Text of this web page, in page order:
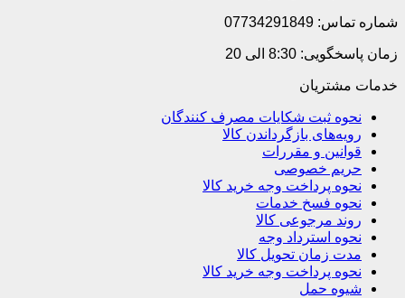
شماره تماس: 07734291849
زمان پاسخگویی: 8:30 الی 20
خدمات مشتریان
نحوه ثبت شکایات مصرف کنندگان
رویه‌های بازگرداندن کالا
قوانین و مقررات
حریم خصوصی
نحوه پرداخت وجه خرید کالا
نحوه فسخ خدمات
روند مرجوعی کالا
نحوه استرداد وجه
مدت زمان تحویل کالا
نحوه پرداخت وجه خرید کالا
شیوه حمل